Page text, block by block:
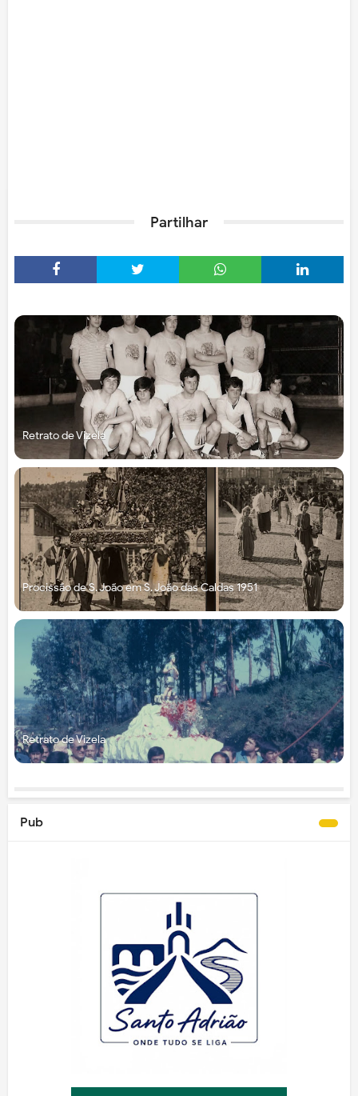
Partilhar
Retrato de Vizela
Procissão de S. João em S. João das Caldas 1951
Retrato de Vizela
Pub